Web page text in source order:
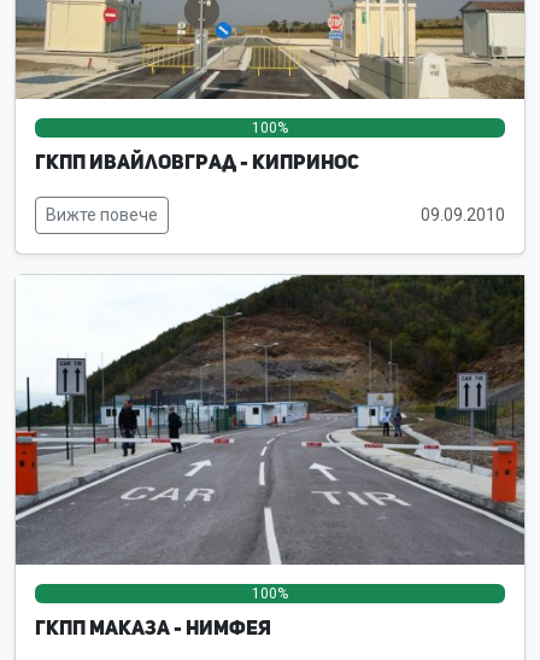
100%
ГКПП Ивайловград - Кипринос
Вижте повече 09.09.2010
100%
ГКПП Маказа - Нимфея